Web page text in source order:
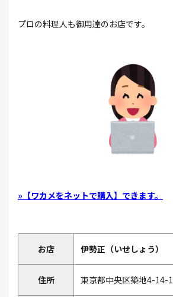
プロの料理人も御用達のお店です。
»【ワカメをネットで購入】できます。
お店 伊勢正（いせしょう）
住所 東京都中央区築地4-14-1